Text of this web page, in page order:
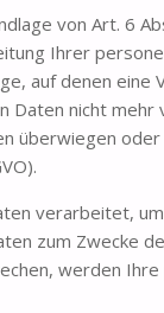
von Art. 6
Ihrer
auf denen
nicht
überwiegen
verarbeitet,
zum Zwecke
werden